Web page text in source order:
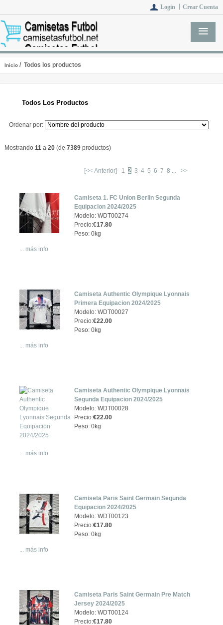
Login 丨 Crear Cuenta
Inicio/ Todos los productos
Todos Los Productos
Ordenar por:
Mostrando 11a 20(de 7389productos)
[<< Anterior] 1 2 3 4 5 6 7 8 ... >>
... más info
Camiseta 1. FC Union Berlin Segunda
Equipacion 2024/2025
Modelo: WDT00274
Precio:€17.80
Peso: 0kg
... más info
Camiseta Authentic Olympique Lyonnais
Primera Equipacion 2024/2025
Modelo: WDT00027
Precio:€22.00
Peso: 0kg
... más info
Camiseta Authentic Olympique Lyonnais
Segunda Equipacion 2024/2025
Modelo: WDT00028
Precio:€22.00
Peso: 0kg
... más info
Camiseta Paris Saint Germain Segunda
Equipacion 2024/2025
Modelo: WDT00123
Precio:€17.80
Peso: 0kg
Camiseta Paris Saint Germain Pre Match
Jersey 2024/2025
Modelo: WDT00124
Precio:€17.80